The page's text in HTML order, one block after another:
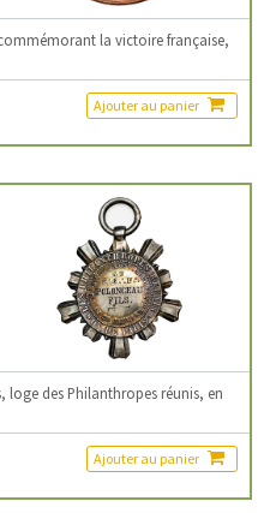
la victoire française,
Ajouter au panier
loge des Philanthropes réunis, en
Ajouter au panier